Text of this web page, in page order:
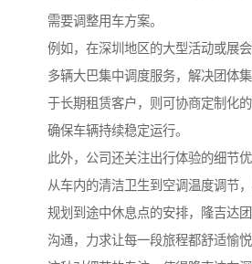
需要调整用车方案。
例如，在深圳地区的大型活动或展
多辆大巴集中调度服务，解决团体
于长期租赁客户，则可协商定制化的
确保车辆持续稳定运行。
此外，公司还关注出行体验的细节优
从车内的清洁卫生到空调温度调节
规划到途中休息点的安排，隆吉达
沟通，力求让每一段旅程都舒适愉悦